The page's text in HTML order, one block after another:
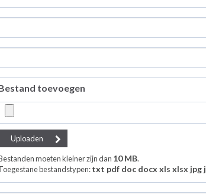
toevoegen
moeten kleiner zijn dan 10 MB.
bestandstypen:txt pdf doc docx xls xlsx jpg